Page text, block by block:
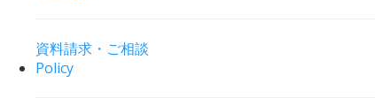
資料請求・ご相談
Policy